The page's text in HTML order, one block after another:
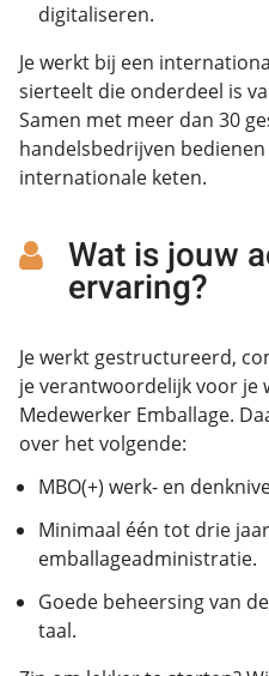
digitaliseren.
Je werkt bij een
sierteelt die onderdeel is
Samen met meer dan 30
handelsbedrijven
internationale keten.
Wat is jouw
ervaring?
Je werkt gestructureerd,
je verantwoordelijk voor je
Medewerker Emballage.
over het volgende:
MBO(+) werk- en
Minimaal één tot drie
emballageadministratie.
Goede beheersing van
taal.